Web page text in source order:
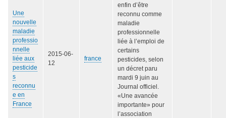
Une
nouvelle
maladie
professio
nnelle
liée aux
pesticide
s
reconnu
e en
France
2015-06-
12
france
enfin d’être
reconnu comme
maladie
professionnelle
liée à l’emploi de
certains
pesticides, selon
un décret paru
mardi 9 juin au
Journal officiel.
«Une avancée
importante» pour
l’association